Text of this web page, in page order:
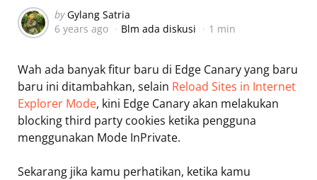
Posted
by
by Gylang Satria
6 years ago
Blm ada diskusi 1 min
Wah ada banyak fitur baru di Edge Canary yang baru
baru ini ditambahkan, selain Reload Sites in Internet
Explorer Mode, kini Edge Canary akan melakukan
blocking third party cookies ketika pengguna
menggunakan Mode InPrivate.
Sekarang jika kamu perhatikan, ketika kamu